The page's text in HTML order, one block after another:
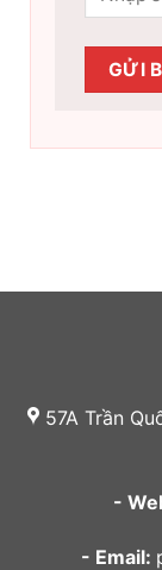
57A Trần
-
- Email: